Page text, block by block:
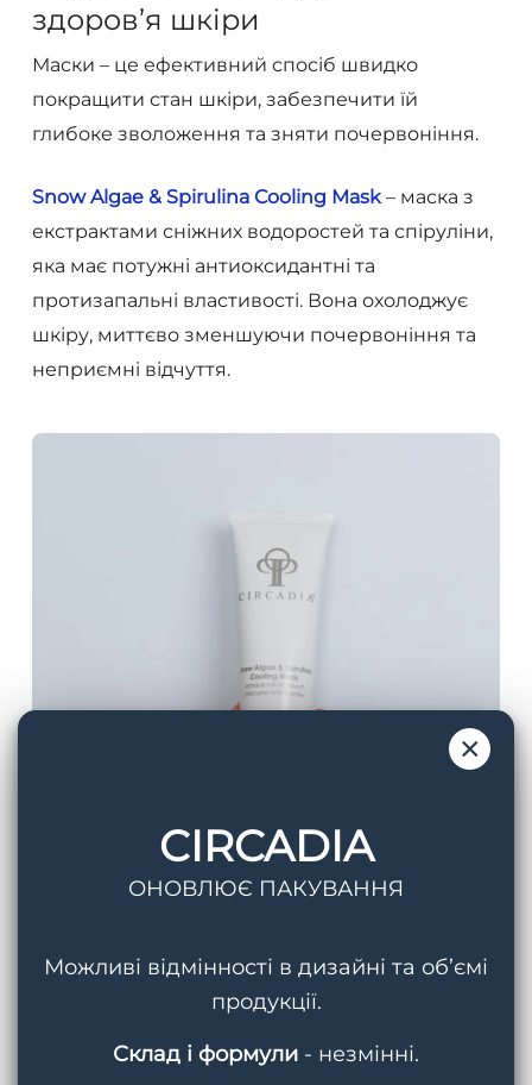
здоров’я шкіри
Маски – це ефективний спосіб швидко
покращити стан шкіри, забезпечити їй
глибоке зволоження та зняти почервоніння.
Snow Algae & Spirulina Cooling Mask– маска з
екстрактами сніжних водоростей та спіруліни,
яка має потужні антиоксидантні та
протизапальні властивості. Вона охолоджує
шкіру, миттєво зменшуючи почервоніння та
неприємні відчуття.
Green Tea Mask– ще одна чудова маска для
чутливої шкіри. Вона містить екстракт
протизапальний ефект, зменшує
×
CIRCADIA
ОНОВЛЮЄ ПАКУВАННЯ
Можливі відмінності в дизайні та об’ємі
продукції.
Склад і формули - незмінні.